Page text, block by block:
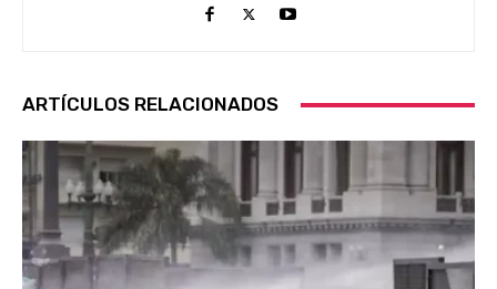
ARTÍCULOS RELACIONADOS